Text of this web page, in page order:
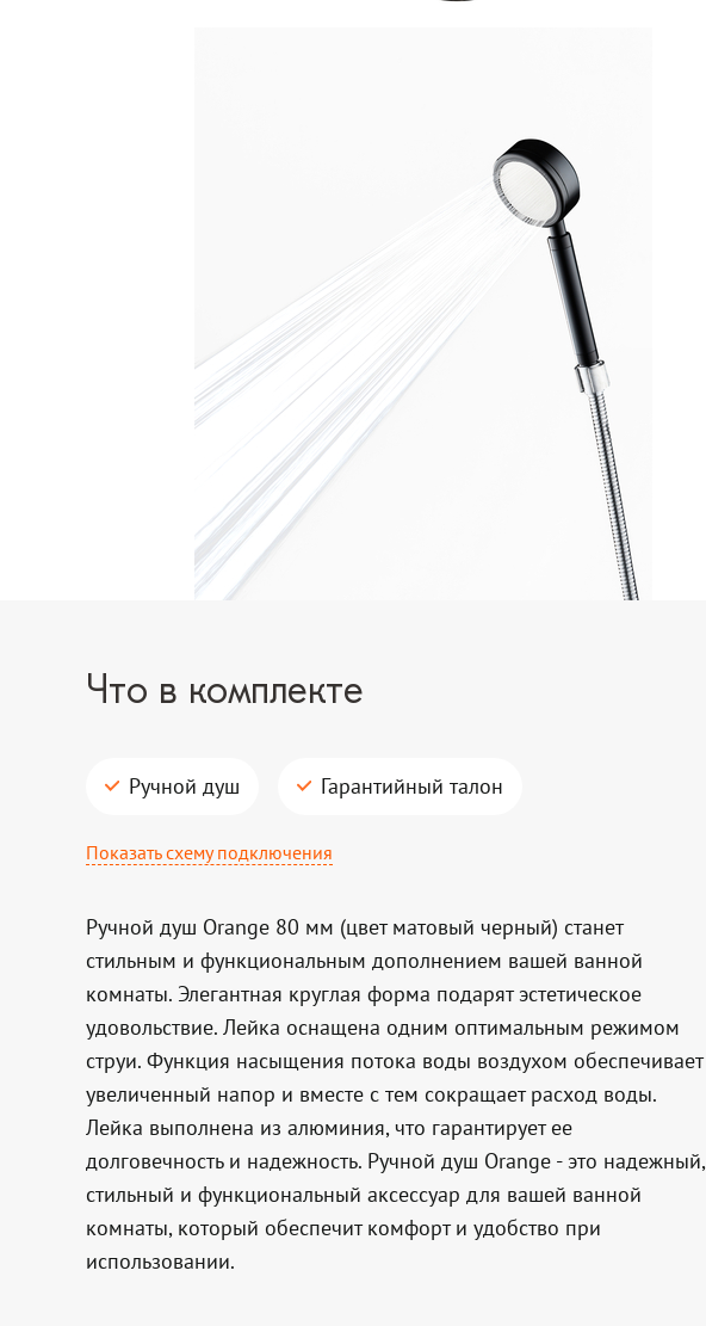
Что в комплекте
Ручной душ Гарантийный талон
Показать схему подключения
Ручной душ Orange 80 мм (цвет матовый черный) станет
стильным и функциональным дополнением вашей ванной
комнаты. Элегантная круглая форма подарят эстетическое
удовольствие. Лейка оснащена одним оптимальным режимом
струи. Функция насыщения потока воды воздухом обеспечивает
увеличенный напор и вместе с тем сокращает расход воды.
Лейка выполнена из алюминия, что гарантирует ее
долговечность и надежность. Ручной душ Orange - это надежный,
стильный и функциональный аксессуар для вашей ванной
комнаты, который обеспечит комфорт и удобство при
использовании.